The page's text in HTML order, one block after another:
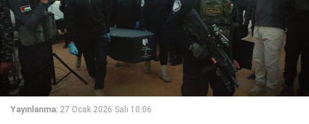
Yayınlanma: 27 Ocak 2026 Salı 10:06